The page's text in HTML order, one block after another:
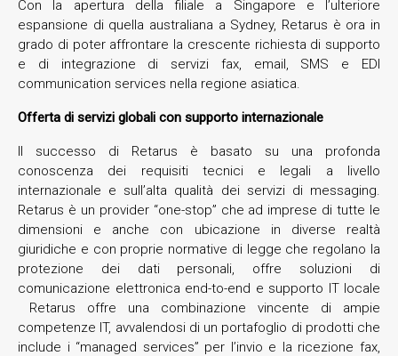
Con la apertura della filiale a Singapore e l’ulteriore
espansione di quella australiana a Sydney, Retarus è ora in
grado di poter affrontare la crescente richiesta di supporto
e di integrazione di servizi fax, email, SMS e EDI
communication services nella regione asiatica.
Offerta di servizi globali con supporto internazionale
Il successo di Retarus è basato su una profonda
conoscenza dei requisiti tecnici e legali a livello
internazionale e sull’alta qualità dei servizi di messaging.
Retarus è un provider “one-stop” che ad imprese di tutte le
dimensioni e anche con ubicazione in diverse realtà
giuridiche e con proprie normative di legge che regolano la
protezione dei dati personali, offre soluzioni di
comunicazione elettronica end-to-end e supporto IT locale
Retarus offre una combinazione vincente di ampie
competenze IT, avvalendosi di un portafoglio di prodotti che
include i “managed services” per l’invio e la ricezione fax,